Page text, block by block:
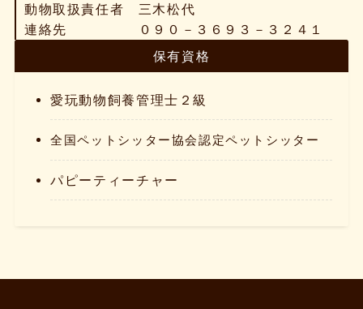
動物取扱責任者 三木松代
連絡先 ０９０－３６９３－３２４１
保有資格
愛玩動物飼養管理士２級
全国ペットシッター協会認定ペットシッター
パピーティーチャー